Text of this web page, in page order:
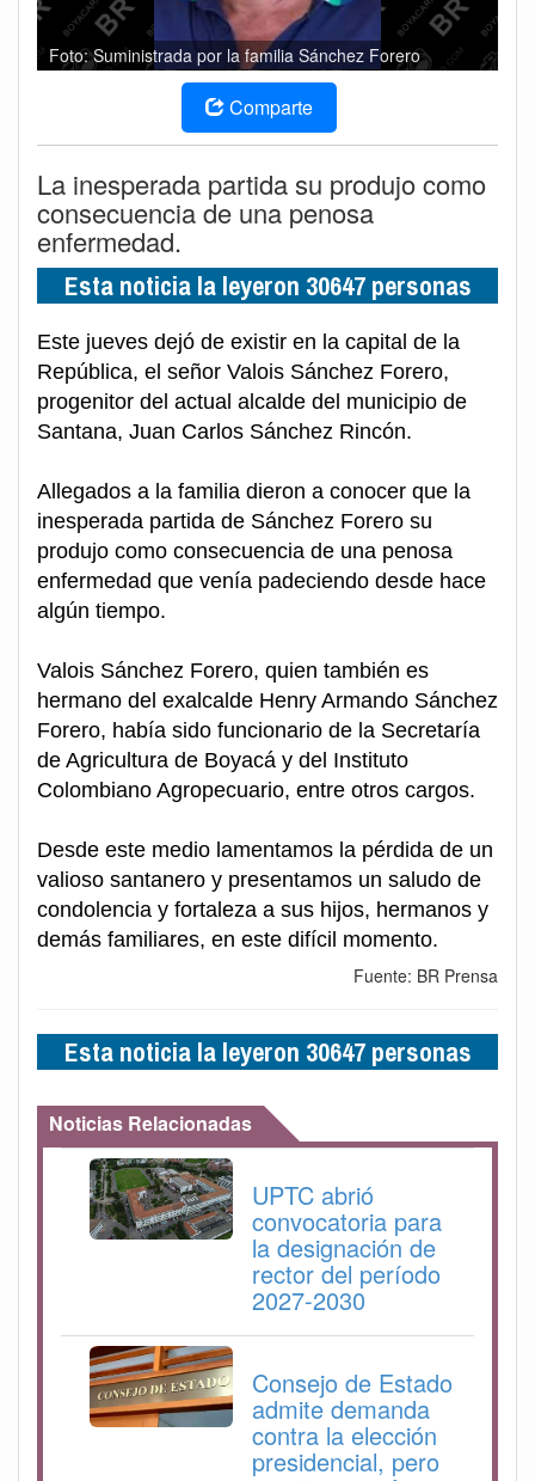
Foto: Suministrada por la familia Sánchez Forero
Comparte
La inesperada partida su produjo como
consecuencia de una penosa
enfermedad.
Esta noticia la leyeron 30647 personas
Este jueves dejó de existir en la capital de la
República, el señor Valois Sánchez Forero,
progenitor del actual alcalde del municipio de
Santana, Juan Carlos Sánchez Rincón.
Allegados a la familia dieron a conocer que la
inesperada partida de Sánchez Forero su
produjo como consecuencia de una penosa
enfermedad que venía padeciendo desde hace
algún tiempo.
Valois Sánchez Forero, quien también es
hermano del exalcalde Henry Armando Sánchez
Forero, había sido funcionario de la Secretaría
de Agricultura de Boyacá y del Instituto
Colombiano Agropecuario, entre otros cargos.
Desde este medio lamentamos la pérdida de un
valioso santanero y presentamos un saludo de
condolencia y fortaleza a sus hijos, hermanos y
demás familiares, en este difícil momento.
Fuente: BR Prensa
Esta noticia la leyeron 30647 personas
Noticias Relacionadas
UPTC abrió
convocatoria para
la designación de
rector del período
2027-2030
Consejo de Estado
admite demanda
contra la elección
presidencial, pero